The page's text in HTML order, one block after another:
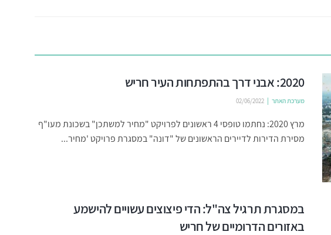
2020: אבני דרך בהתפתחות העיר חריש
מערכת האתר 02/06/2022
מרץ 2020: נחתמו טופסי 4 ראשונים לפרויקט "מחיר למשתכן" בשכונת מעו"ף
מסירת הדירות לדיירים הראשונים של "דונה" במסגרת פרויקט 'מחיר...
במסגרת תרגיל צה"ל: הדי פיצוצים עשויים להישמע
באזורים הדרומיים של חריש